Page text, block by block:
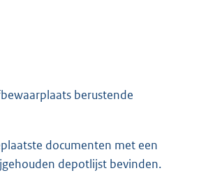
berustende
documenten met een
depotlijst bevinden.